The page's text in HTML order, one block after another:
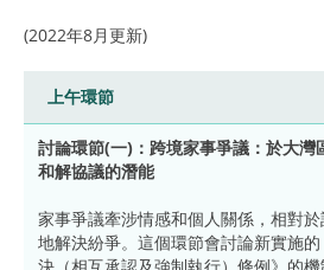
(2022年8月更新)
上午環節
討論環節(一)：跨境家事爭議：於大灣
和解協議的潛能
家事爭議牽涉情感和個人關係，相對
地解決紛爭。這個環節會討論新實施